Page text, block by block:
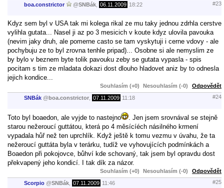
boa.constrictor @SNBák 06.11.2009 18:22 #23
Kdyz sem byl v USA tak mi kolega rikal ze mu taky jednou zdrhla cerstve
vylihla gutata... Nasel ji az po 3 mesicich v koute kdyz ulovila pavouka
(nevim jaky druh, ale pomerne casto se tam vyskytuji i cerne vdovy - ale
pochybuju ze to byl zrovna tenhle pripad)... Osobne si ale nemyslim ze
by bylo v beznem byte tolik pavouku zeby se gutata vypasla - spis
pocitam s tim ze mladata dokazi dost dlouho hladovet aniz by to odnesla
jejich kondice...
Souhlasím (+0) Nesouhlasím (-0) Odpovědět
SNBák @boa.constrictor 07.11.2009 11:18 #24
Toto byl boaedon, ale vyjde to nastejno
. Jen jsem srovnával se stejně
starou nežeroucí guttátou, která po 4 měsícíéch násilného krmení
vypadala hůř než ten uprchlík. Když ještě k tomu vezmu v úvahu, že ta
nežeroucí guttáta byla v terárku, tudíž ve vyhovujících podmínkách a
Boaedon při pokojovce, bůhví kde schovaný, tak jsem byl opravdu dost
překvapený jeho kondicí. I tak dík za názor.
Souhlasím (+0) Nesouhlasím (-0) Odpovědět
Scorpio @SNBák 07.11.2009 11:46 #25